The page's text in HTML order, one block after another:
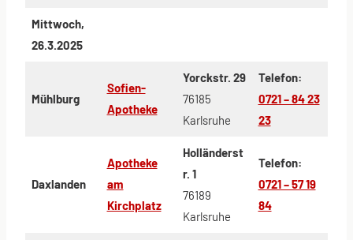
Mittwoch,
26.3.2025
Mühlburg
Sofien-
Apotheke
Yorckstr. 29
76185
Karlsruhe
Telefon:
0721 – 84 23
23
Daxlanden
Apotheke
am
Kirchplatz
Holländerst
r. 1
76189
Karlsruhe
Telefon:
0721 – 57 19
84